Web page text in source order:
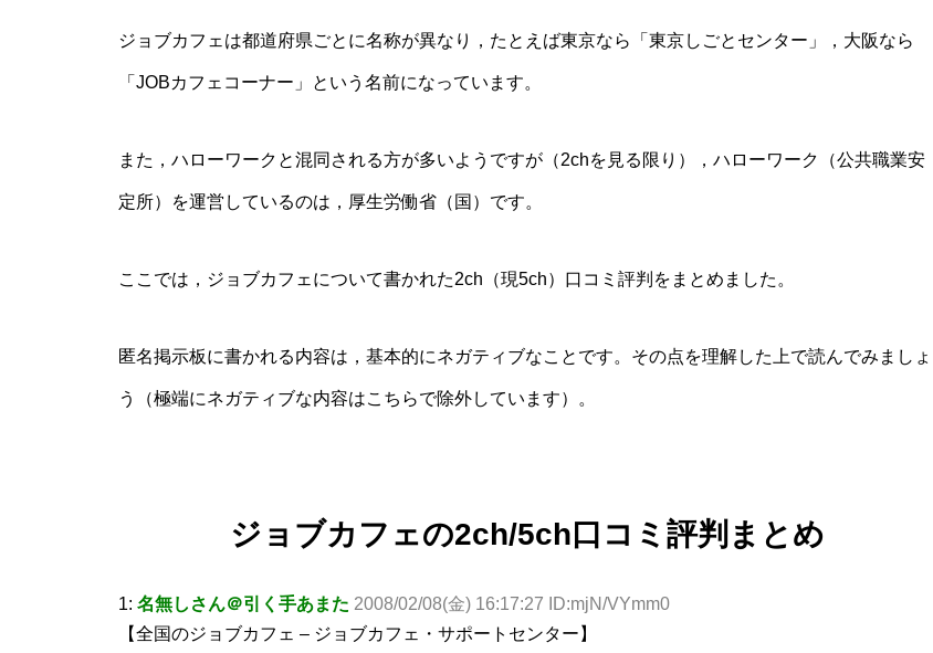
ジョブカフェは都道府県ごとに名称が異なり，たとえば東京なら「東京しごとセンター」，大阪なら
「JOBカフェコーナー」という名前になっています。
また，ハローワークと混同される方が多いようですが（2chを見る限り），ハローワーク（公共職業安
定所）を運営しているのは，厚生労働省（国）です。
ここでは，ジョブカフェについて書かれた2ch（現5ch）口コミ評判をまとめました。
匿名掲示板に書かれる内容は，基本的にネガティブなことです。その点を理解した上で読んでみましょ
う（極端にネガティブな内容はこちらで除外しています）。
ジョブカフェの2ch/5ch口コミ評判まとめ
1: 名無しさん＠引く手あまた 2008/02/08(金) 16:17:27 ID:mjN/VYmm0
【全国のジョブカフェ – ジョブカフェ・サポートセンター】